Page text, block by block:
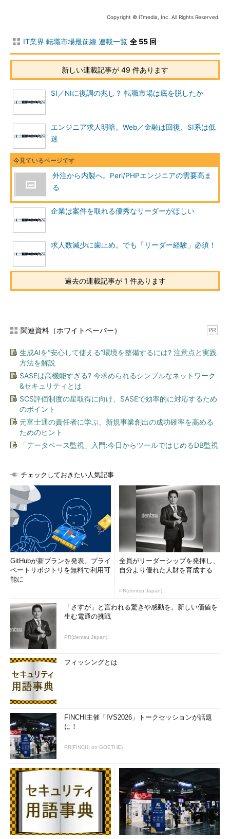
Copyright © ITmedia, Inc. All Rights Reserved.
IT業界 転職市場最前線 連載一覧 全 55 回
新しい連載記事が 49 件あります
SI／NIに復調の兆し？ 転職市場は底を脱したか
エンジニア求人明暗。Web／金融は回復、SI系は低
迷
外注から内製へ。Perl/PHPエンジニアの需要高ま
る
企業は案件を取れる優秀なリーダーがほしい
求人数減少に歯止め。でも「リーダー経験」必須！
過去の連載記事が 1 件あります
関連資料（ホワイトペーパー） PR
生成AIを“安心して使える”環境を整備するには? 注意点と実践
方法を解説
SASEは高機能すぎる? 今求められるシンプルなネットワーク
&セキュリティとは
SCS評価制度の星取得に向け、SASEで効率的に対応するため
のポイント
元富士通の責任者に学ぶ、新規事業創出の成功確率を高める
ためのヒント
「データベース監視」入門:今日からツールではじめるDB監視
チェックしておきたい人気記事
GitHubが新プランを発表、プライ
ベートリポジトリを無料で利用可
能に
全員がリーダーシップを発揮し、
自分より優れた人財を育成する
PR(dentsu Japan)
「さすが」と言われる驚きや感動を。新しい価値を
生む電通の挑戦
PR(dentsu Japan)
フィッシングとは
FINCHI主催「IVS2026」トークセッションが話題
に！
PR(FINCHI on GOETHE)